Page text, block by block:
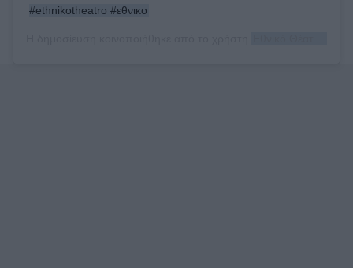
#ethnikotheatro #εθνικο